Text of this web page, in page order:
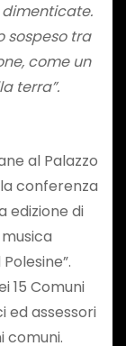
sospeso tra
come un
terra”.
al Palazzo
conferenza
edizione di
15 Comuni
ed assessori
comuni.